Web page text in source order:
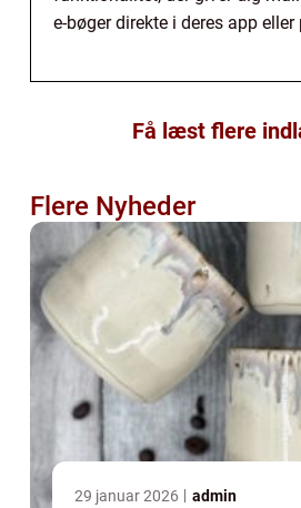
e-bøger direkte i deres app
Få læst flere
Flere Nyheder
29 januar 2026 admin